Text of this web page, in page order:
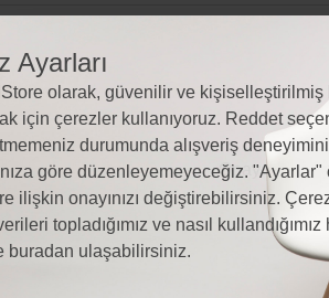
Ayarları
olarak, güvenilir ve kişiselleştirilmiş
için çerezler kullanıyoruz. Reddet
durumunda alışveriş
göre düzenleyemeyeceğiz. "Ayarlar"
ilişkin onayınızı değiştirebilirsiniz.
topladığımız ve nasıl
buradan ulaşabilirsiniz.